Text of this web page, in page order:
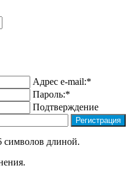
Адрес e-mail:*
Пароль:*
Подтверждение
символов длиной.